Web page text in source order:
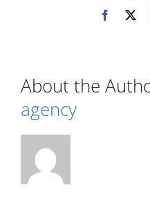
X
About the
agency